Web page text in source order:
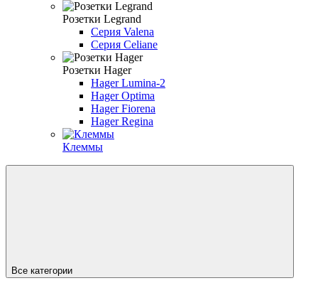
Розетки Legrand
Серия Valena
Серия Celiane
Розетки Hager
Hager Lumina-2
Hager Optima
Hager Fiorena
Hager Regina
Клеммы
Все категории